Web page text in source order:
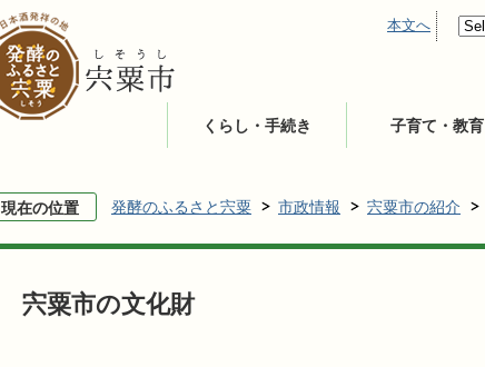
本文へ
くらし・手続き 子育て・教育
現在の位置 発酵のふるさと宍粟 市政情報 宍粟市の紹介
宍粟市の文化財